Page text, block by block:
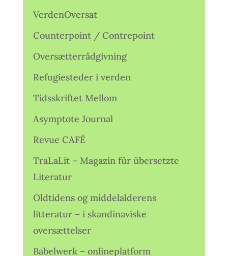
VerdenOversat
Counterpoint / Contrepoint
Oversætterrådgivning
Refugiesteder i verden
Tidsskriftet Mellom
Asymptote Journal
Revue CAFÉ
TraLaLit – Magazin für übersetzte
Literatur
Oldtidens og middelalderens
litteratur – i skandinaviske
oversættelser
Babelwerk – onlineplatform